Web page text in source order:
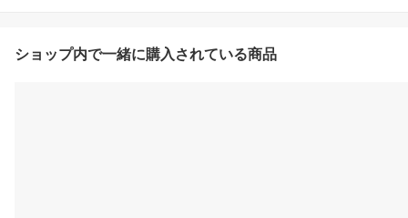
ショップ内で一緒に購入されている商品